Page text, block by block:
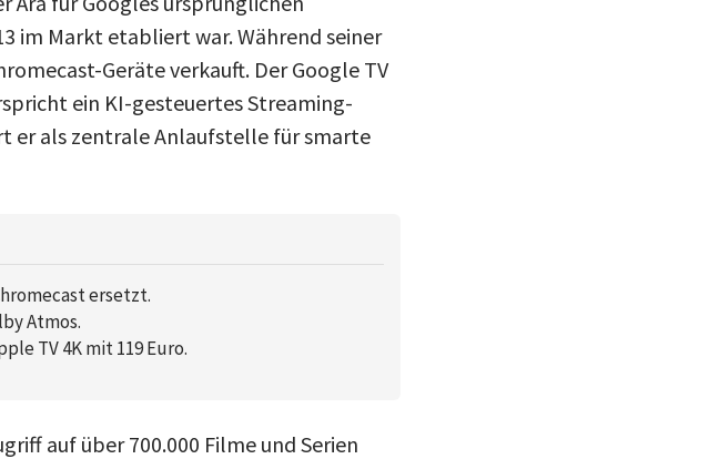
im Markt etabliert war. Während seiner
Geräte verkauft. Der Google TV
ein KI-gesteuertes Streaming-
er als zentrale Anlaufstelle für smarte
ersetzt.
Atmos.
TV 4K mit 119 Euro.
auf über 700.000 Filme und Serien